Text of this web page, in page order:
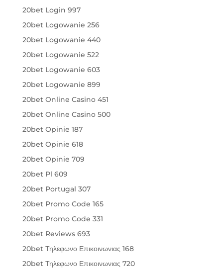
20bet Login 997
20bet Logowanie 256
20bet Logowanie 440
20bet Logowanie 522
20bet Logowanie 603
20bet Logowanie 899
20bet Online Casino 451
20bet Online Casino 500
20bet Opinie 187
20bet Opinie 618
20bet Opinie 709
20bet Pl 609
20bet Portugal 307
20bet Promo Code 165
20bet Promo Code 331
20bet Reviews 693
20bet Τηλεφωνο Επικοινωνιας 168
20bet Τηλεφωνο Επικοινωνιας 720